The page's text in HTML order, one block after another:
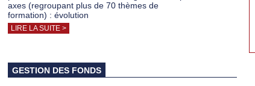
axes (regroupant plus de 70 thèmes de
formation) : évolution
LIRE LA SUITE >
GESTION DES FONDS